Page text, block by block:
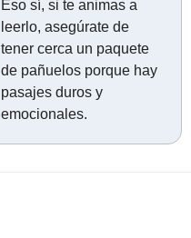
Eso sí, si te animas a
leerlo, asegúrate de
tener cerca un paquete
de pañuelos porque hay
pasajes duros y
emocionales.